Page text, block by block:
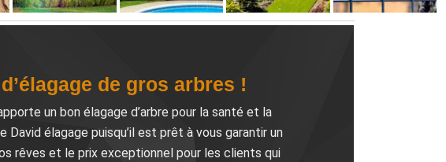
de gros arbres !
un bon élagage d’arbre pour la santé et la
élagage puisqu’il est prêt à vous garantir un
rêves et le prix exceptionnel pour les clients qui